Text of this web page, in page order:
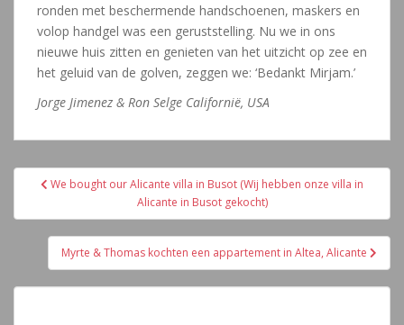
ronden met beschermende handschoenen, maskers en
volop handgel was een geruststelling. Nu we in ons
nieuwe huis zitten en genieten van het uitzicht op zee en
het geluid van de golven, zeggen we: ‘Bedankt Mirjam.’
Jorge Jimenez & Ron Selge Californië, USA
Navegación
entradas
We bought our Alicante villa in Busot (Wij hebben onze villa in
Alicante in Busot gekocht)
Myrte & Thomas kochten een appartement in Altea, Alicante